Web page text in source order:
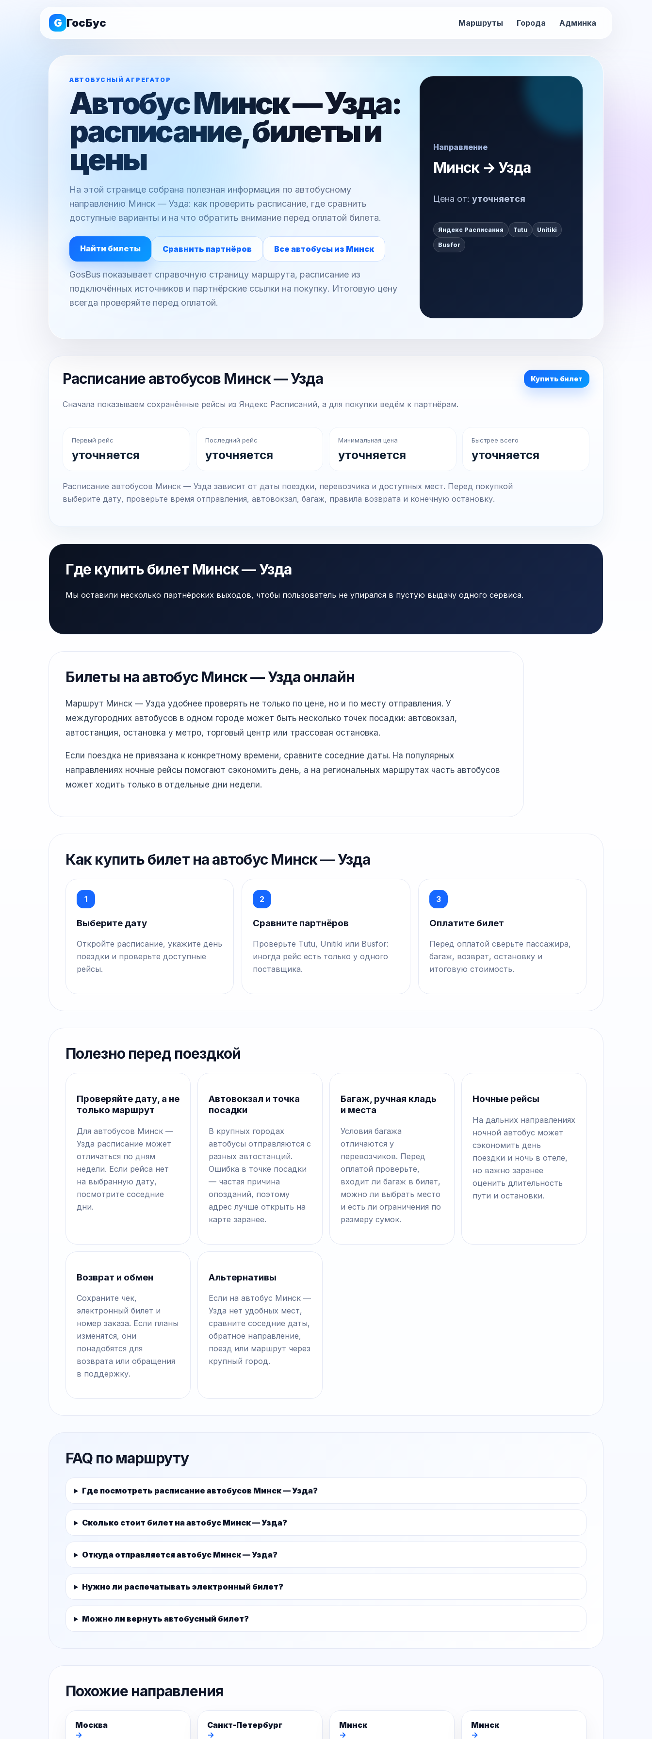
G ГосБус Маршруты Города Админка
АВТОБУСНЫЙ АГРЕГАТОР
Автобус Минск — Узда:
расписание, билеты и
цены
На этой странице собрана полезная информация по автобусному
направлению Минск — Узда: как проверить расписание, где сравнить
доступные варианты и на что обратить внимание перед оплатой билета.
Найти билеты Сравнить партнёров Все автобусы из Минск
GosBus показывает справочную страницу маршрута, расписание из
подключённых источников и партнёрские ссылки на покупку. Итоговую цену
всегда проверяйте перед оплатой.
Направление
Минск → Узда
Цена от: уточняется
Яндекс Расписания Tutu Unitiki
Busfor
Расписание автобусов Минск — Узда
Сначала показываем сохранённые рейсы из Яндекс Расписаний, а для покупки ведём к партнёрам.
Купить билет
Первый рейс
уточняется
Последний рейс
уточняется
Минимальная цена
уточняется
Быстрее всего
уточняется
Расписание автобусов Минск — Узда зависит от даты поездки, перевозчика и доступных мест. Перед покупкой
выберите дату, проверьте время отправления, автовокзал, багаж, правила возврата и конечную остановку.
Где купить билет Минск — Узда
Мы оставили несколько партнёрских выходов, чтобы пользователь не упирался в пустую выдачу одного сервиса.
Билеты на автобус Минск — Узда онлайн
Маршрут Минск — Узда удобнее проверять не только по цене, но и по месту отправления. У
междугородних автобусов в одном городе может быть несколько точек посадки: автовокзал,
автостанция, остановка у метро, торговый центр или трассовая остановка.
Если поездка не привязана к конкретному времени, сравните соседние даты. На популярных
направлениях ночные рейсы помогают сэкономить день, а на региональных маршрутах часть автобусов
может ходить только в отдельные дни недели.
Как купить билет на автобус Минск — Узда
1
Выберите дату
Откройте расписание, укажите день
поездки и проверьте доступные
рейсы.
2
Сравните партнёров
Проверьте Tutu, Unitiki или Busfor:
иногда рейс есть только у одного
поставщика.
3
Оплатите билет
Перед оплатой сверьте пассажира,
багаж, возврат, остановку и
итоговую стоимость.
Полезно перед поездкой
Проверяйте дату, а не
только маршрут
Для автобусов Минск —
Узда расписание может
отличаться по дням
недели. Если рейса нет
на выбранную дату,
посмотрите соседние
дни.
Автовокзал и точка
посадки
В крупных городах
автобусы отправляются с
разных автостанций.
Ошибка в точке посадки
— частая причина
опозданий, поэтому
адрес лучше открыть на
карте заранее.
Багаж, ручная кладь
и места
Условия багажа
отличаются у
перевозчиков. Перед
оплатой проверьте,
входит ли багаж в билет,
можно ли выбрать место
и есть ли ограничения по
размеру сумок.
Ночные рейсы
На дальних направлениях
ночной автобус может
сэкономить день
поездки и ночь в отеле,
но важно заранее
оценить длительность
пути и остановки.
Возврат и обмен
Сохраните чек,
электронный билет и
номер заказа. Если планы
изменятся, они
понадобятся для
возврата или обращения
в поддержку.
Альтернативы
Если на автобус Минск —
Узда нет удобных мест,
сравните соседние даты,
обратное направление,
поезд или маршрут через
крупный город.
FAQ по маршруту
Где посмотреть расписание автобусов Минск — Узда?
Сколько стоит билет на автобус Минск — Узда?
Откуда отправляется автобус Минск — Узда?
Нужно ли распечатывать электронный билет?
Можно ли вернуть автобусный билет?
Похожие направления
Москва
→
Санкт-Петербург
→
Минск
→
Минск
→